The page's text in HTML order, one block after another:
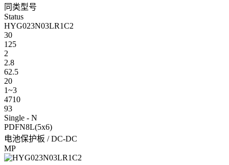
同类型号
Status
HYG023N03LR1C2
30
125
2
2.8
62.5
20
1~3
4710
93
Single - N
PDFN8L(5x6)
电池保护板 / DC-DC
MP